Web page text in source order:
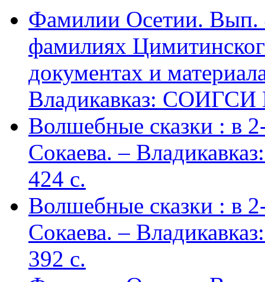
Фамилии Осетии. Вып.
фамилиях
документах и
Владикавказ:
Волшебные сказки : в
Сокаева. –
424 c.
Волшебные сказки : в
Сокаева. –
392 c.